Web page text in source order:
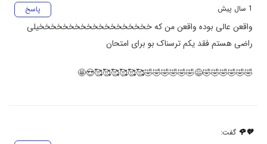
پاسخ
1 سال پیش
واقعن عالی بوده واقعن من که خخخخخخخخخخخخخخخخخخخیلی
راضی هستم فقد یکم ترسناک بو برای امتحان
🤣🤣🤣🤣🤣🤣😅🤣🤣🤣🤣🤣🤣🥰🥰🥰🥰🥰🥰😍🤩
💜🌹 گفت: